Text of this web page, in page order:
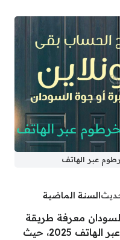
عبر الهاتف
السنة الماضية
معرفة طريقة
إنشاء حساب في بنك الخرطوم عبر الهاتف 2025، حيث